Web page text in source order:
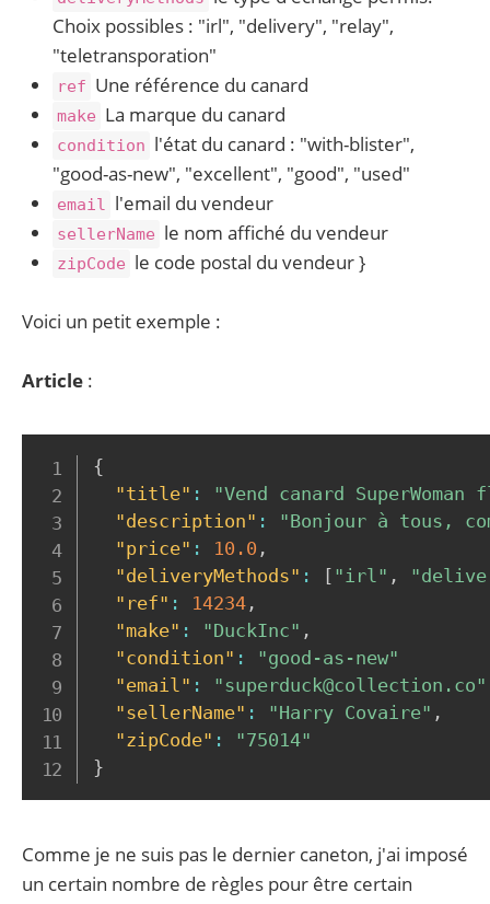
Choix possibles : "irl", "delivery", "relay",
"teletransporation"
ref Une référence du canard
make La marque du canard
condition l'état du canard : "with-blister",
"good-as-new", "excellent", "good", "used"
email l'email du vendeur
sellerName le nom affiché du vendeur
zipCode le code postal du vendeur }
Voici un petit exemple :
Article :
{
"title" :
"Vend canard
"description" :
"Bonjour à tous,
"price" : 10.0 ,
"deliveryMethods" : [ "irl" ,
"ref" : 14234,
"make" : "DuckInc" ,
"condition" :
"good-as-new"
"email" : "superduck@collection.co"
"sellerName" : "Harry Covaire" ,
"zipCode" :
"75014"
}
Comme je ne suis pas le dernier caneton, j'ai imposé
un certain nombre de règles pour être certain